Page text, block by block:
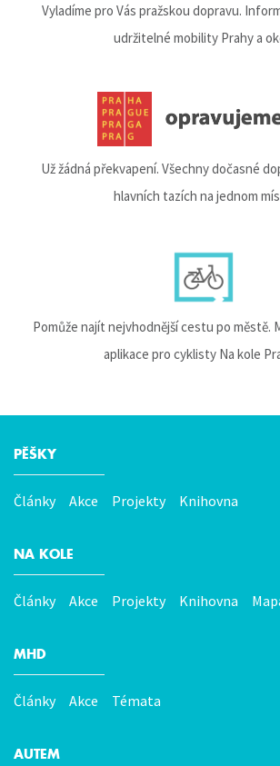
Vyladíme pro Vás pražskou dopravu.
udržitelné mobility Prahy a
Už žádná překvapení. Všechny dočasné
hlavních tazích na jednom
Pomůže najít nejvhodnější cestu po městě.
aplikace pro cyklisty Na kole
Hlavní
menu
PĚŠKY
Články Akce Projekty Knihovna
NA KOLE
Články Akce Projekty Knihovna
MHD
Články Akce Témata
AUTEM